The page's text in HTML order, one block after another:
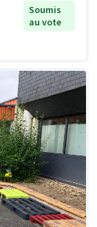
Soumis
au vote